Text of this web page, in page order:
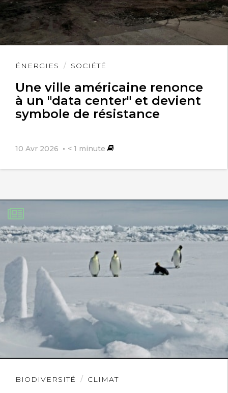
ÉNERGIES SOCIÉTÉ
Une ville américaine renonce
à un "data center" et devient
symbole de résistance
10 Avr 2026 < 1 minute
Lire
BIODIVERSITÉ CLIMAT
Lire